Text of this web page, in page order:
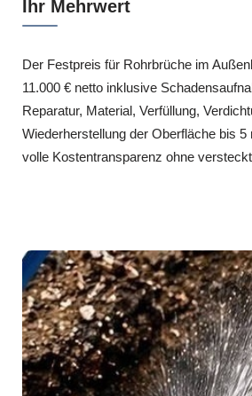
Ihr Mehrwert
Der Festpreis für Rohrbrüche im
11.000 € netto inklusive
Reparatur, Material, Verfüllung,
Wiederherstellung der Oberfläche bis 5
volle Kostentransparenz ohne